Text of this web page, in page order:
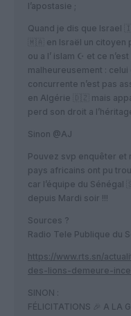
l’apostasie ;
Quand je dis que Israel
🇲🇦 en Israël un citoyen
ou a l’ islam ☪️ et ce
malheureusement :
concurrente n’est pas
en Algérie 🇩🇿 mais
perd son droit a
Sinon @AJ
Pouvez svp enquêter et
pays africains ont pu
car l’équipe du
depuis Mardi soir !!!
Sources ?
Radio Tele Publique du
https://www.rts.sn/
des-lions-demeure-
SINON :
FÉLICITATIONS 🎉 A LA